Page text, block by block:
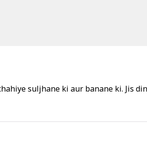
suljhane ki aur banane ki. Jis